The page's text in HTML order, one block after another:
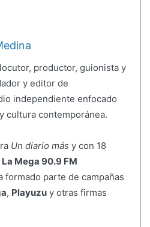
productor, guionista y
y editor de
independiente enfocado
cultura contemporánea.
Un diario más y con 18
La Mega 90.9 FM
formado parte de campañas
, Playuzuy otras firmas